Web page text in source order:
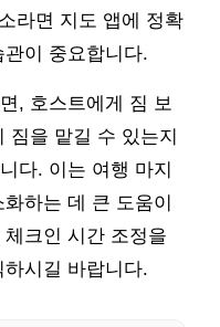
라면 지도 앱에 정확
이 중요합니다.
, 호스트에게 짐 보
짐을 맡길 수 있는지
다. 이는 여행 마지
하는 데 큰 도움이
크인 시간 조정을
시길 바랍니다.